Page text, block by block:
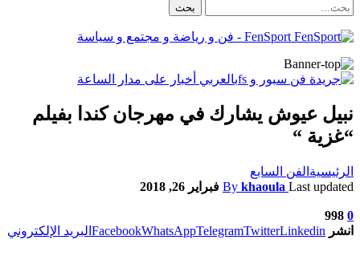
FenSport - فن و رياضة و مجتمع و سياسة
نبيل عيوش يشارك في مهرجان كندا بفيلم
“غزية “
الرئيسية الفن السابع
By khaoula Last updated فبراير 26, 2018
0
998
انشر
FacebookWhatsAppTelegramTwitterLinkedin البريد الإلكتروني